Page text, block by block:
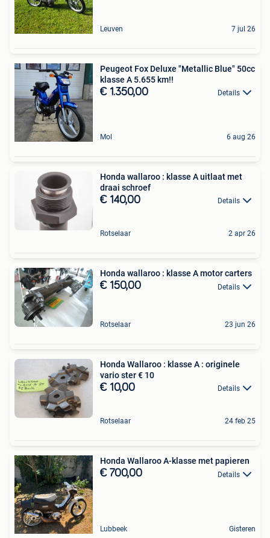
Leuven 7 jul 26
Peugeot Fox Deluxe "Metallic Blue" 50cc
klasse A 5.655 km!!
€ 1.350,00 Details
Mol 6 aug 26
Honda wallaroo : klasse A uitlaat met
draai schroef
€ 140,00 Details
Rotselaar 2 apr 26
Honda wallaroo : klasse A motor carters
€ 150,00 Details
Rotselaar 23 jun 26
Honda Wallaroo : klasse A : originele
vario ster € 10
€ 10,00 Details
Rotselaar 24 feb 25
Honda Wallaroo A-klasse met papieren
€ 700,00 Details
Lubbeek Gisteren